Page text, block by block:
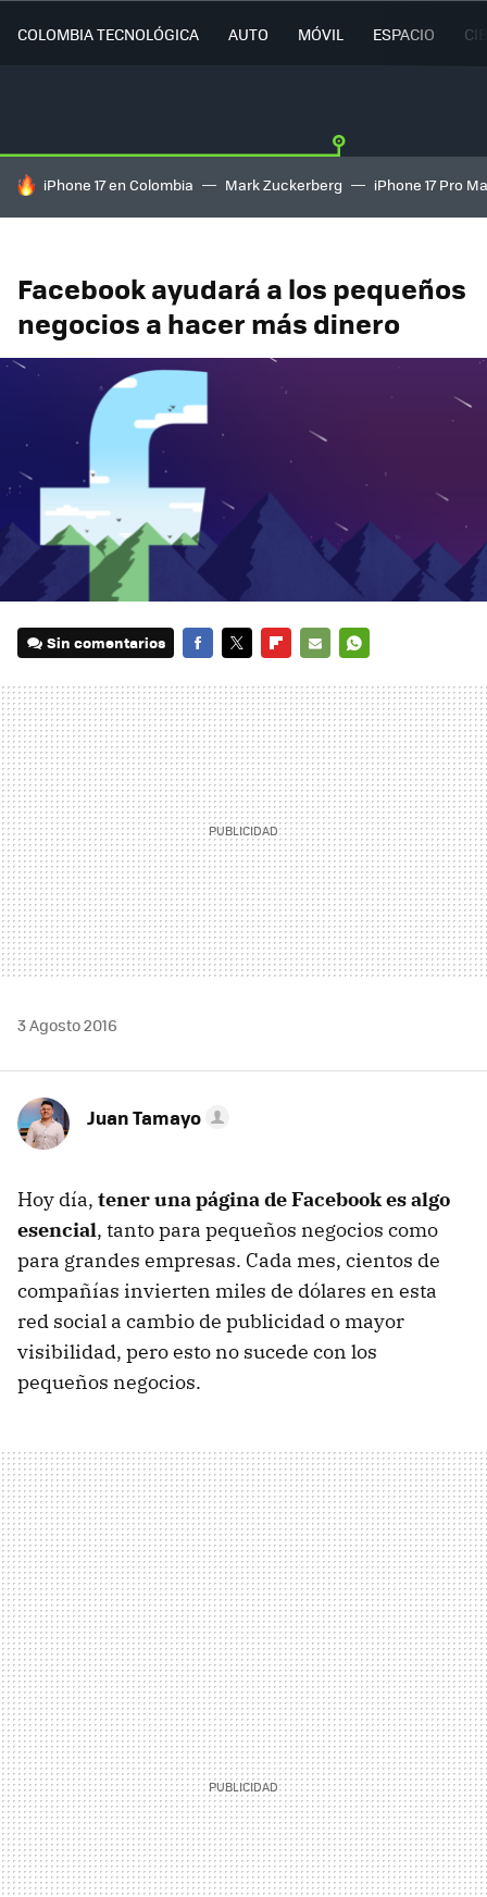
COLOMBIA TECNOLÓGICA AUTO MÓVIL ESPACIO
HOY SE HABLA DE
iPhone 17 en Colombia Mark Zuckerberg iPhone 17 Pro
Facebook ayudará a los pequeños
negocios a hacer más dinero
Sin comentarios
MAIL
3 Agosto 2016
Juan Tamayo
Hoy día, tener una página de Facebook es algo
esencial, tanto para pequeños negocios como
para grandes empresas. Cada mes, cientos de
compañías invierten miles de dólares en esta
red social a cambio de publicidad o mayor
visibilidad, pero esto no sucede con los
pequeños negocios.